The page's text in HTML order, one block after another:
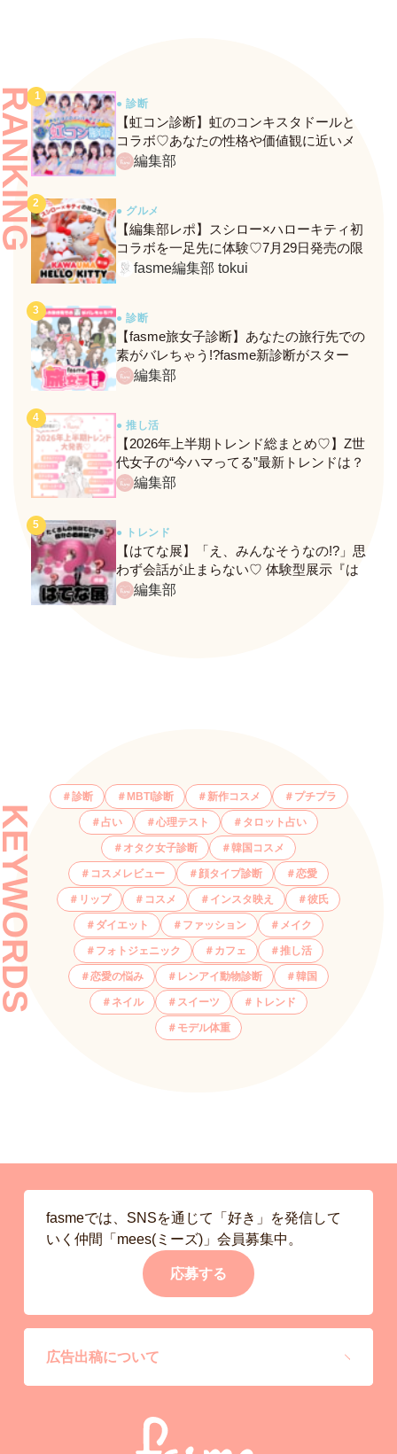
● 診断
【虹コン診断】虹のコンキスタドールと
コラボ♡あなたの性格や価値観に近いメ
ンバーがわかる、fasmeの新診断がスター
編集部
● グルメ
【編集部レポ】スシロー×ハローキティ初
コラボを一足先に体験♡7月29日発売の限
定メニュー＆グッズをレポ！
fasme編集部 tokui
● 診断
【fasme旅女子診断】あなたの旅行先での
素がバレちゃう!?fasme新診断がスター
ト！編集部
● 推し活
【2026年上半期トレンド総まとめ♡】Z世
代女子の“今ハマってる”最新トレンドは？
ネクストバズ予報もチェック♪
編集部
● トレンド
【はてな展】「え、みんなそうなの!?」思
わず会話が止まらない♡ 体験型展示『は
てな展』に行ってきたレポ
編集部
診断 MBTI診断 新作コスメ プチプラ
占い 心理テスト タロット占い
オタク女子診断 韓国コスメ
コスメレビュー 顔タイプ診断 恋愛
リップ コスメ インスタ映え 彼氏
ダイエット ファッション メイク
フォトジェニック カフェ 推し活
恋愛の悩み レンアイ動物診断 韓国
ネイル スイーツ トレンド
モデル体重
fasmeでは、SNSを通じて「好き」を発信して
いく仲間「mees(ミーズ)」会員募集中。
応募する
広告出稿について